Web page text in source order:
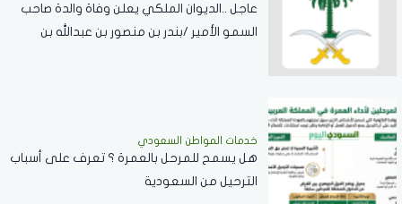
عاجل ..الديوان الملكي يعلن وفاة والدة صاحب
السمو الأمير /بندر بن منصور بن عبدالله بن
خدمات المواطن السعودي
هل يسمح للمرحل بالعمرة ؟ تعرف على أسباب
الترحيل من السعودية